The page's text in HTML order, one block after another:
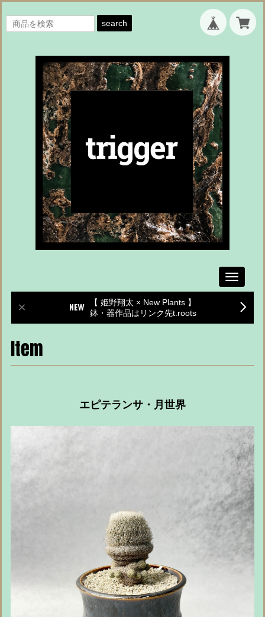
search
Toggle
【 姫野翔太 × New Plants 】
鉢・器作品はリンク先t.roots
Item
エピテランサ・月世界